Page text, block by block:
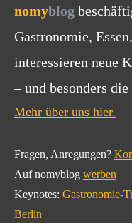
nomyblog
Gastronomie,
interessieren neue
– und besonders
Mehr über uns hier.
Fragen, Anregungen?
Auf nomyblog werben
Keynotes: Gastronomie-
Berlin